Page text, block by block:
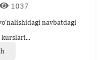
1037
navbatdagi
kurslari...